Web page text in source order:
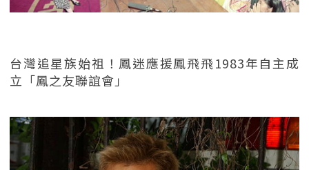
台灣追星族始祖！鳳迷應援鳳飛飛1983年自主成
立「鳳之友聯誼會」